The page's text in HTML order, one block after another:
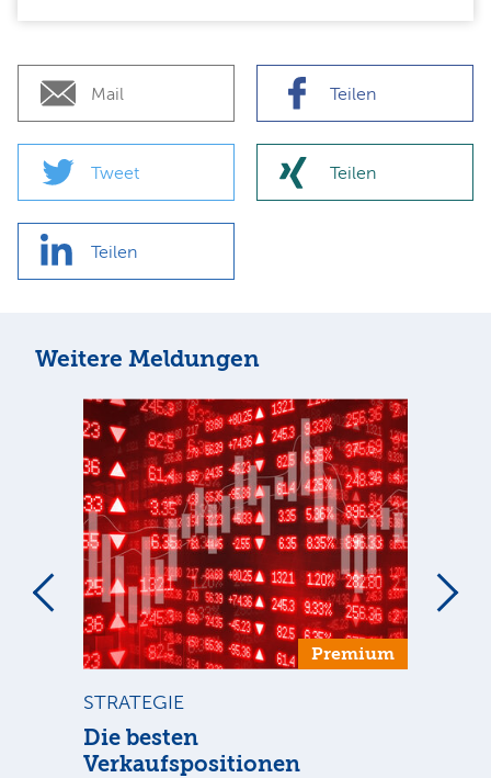
Mail Teilen
Tweet Teilen
Teilen
Weitere Meldungen
Premium
STRATEGIE
Die besten
Verkaufspositionen